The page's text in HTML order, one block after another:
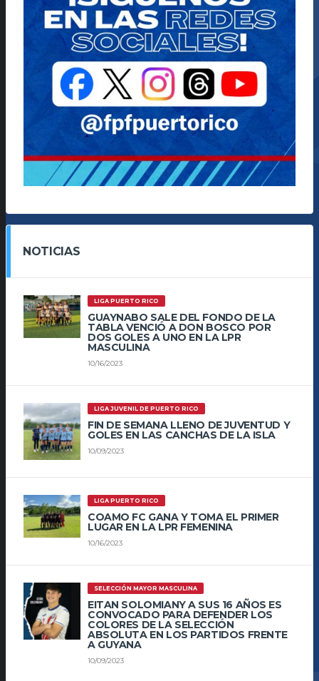
NOTICIAS
LIGA PUERTO RICO
GUAYNABO SALE DEL FONDO DE LA
TABLA VENCIÓ A DON BOSCO POR
DOS GOLES A UNO EN LA LPR
MASCULINA
10/16/2023
LIGA JUVENIL DE PUERTO RICO
FIN DE SEMANA LLENO DE JUVENTUD Y
GOLES EN LAS CANCHAS DE LA ISLA
10/09/2023
LIGA PUERTO RICO
COAMO FC GANA Y TOMA EL PRIMER
LUGAR EN LA LPR FEMENINA
10/16/2023
SELECCIÓN MAYOR MASCULINA
EITAN SOLOMIANY A SUS 16 AÑOS ES
CONVOCADO PARA DEFENDER LOS
COLORES DE LA SELECCIÓN
ABSOLUTA EN LOS PARTIDOS FRENTE
A GUYANA
10/09/2023